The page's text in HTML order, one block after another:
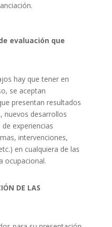
evaluación que
hay que tener en
se aceptan
presentan resultados
nuevos desarrollos
experiencias
intervenciones,
en cualquiera de las
ocupacional.
DE LAS